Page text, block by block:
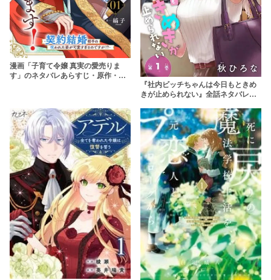
漫画「子育て令嬢 真実の愛売りま
す」のネタバレあらすじ・原作・無
『社内ビッチちゃんは今日もときめ
きが止められない』全話ネタバレあ
を使わずに安全に読もう